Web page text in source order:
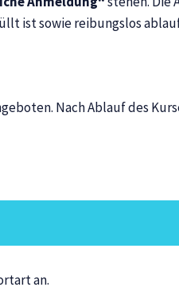
ist sowie reibungslos
Nach Ablauf des
an.